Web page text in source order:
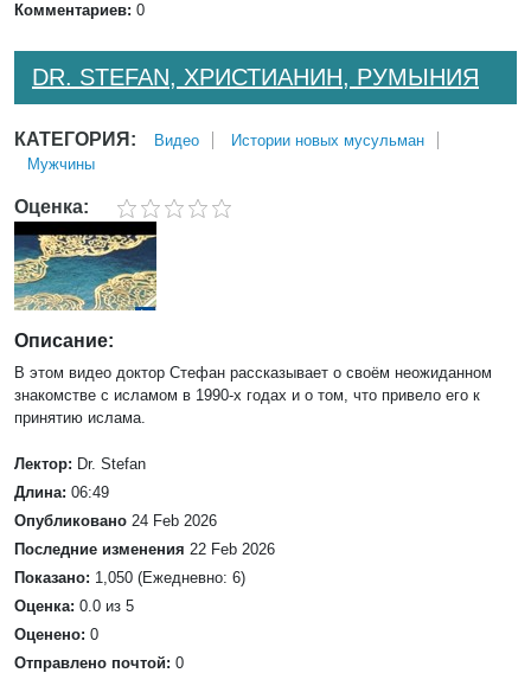
Комментариев: 0
DR. STEFAN, ХРИСТИАНИН, РУМЫНИЯ
КАТЕГОРИЯ: Bидео
Истории новых мусульман
Мужчины
Оценка:
Описание:
В этом видео доктор Стефан рассказывает о своём неожиданном
знакомстве с исламом в 1990-х годах и о том, что привело его к
принятию ислама.
Лектор: Dr. Stefan
Длина: 06:49
Опубликовано 24 Feb 2026
Последние изменения 22 Feb 2026
Показано: 1,050 (Ежедневно: 6)
Оценка: 0.0 из 5
Оценено: 0
Отправлено почтой: 0